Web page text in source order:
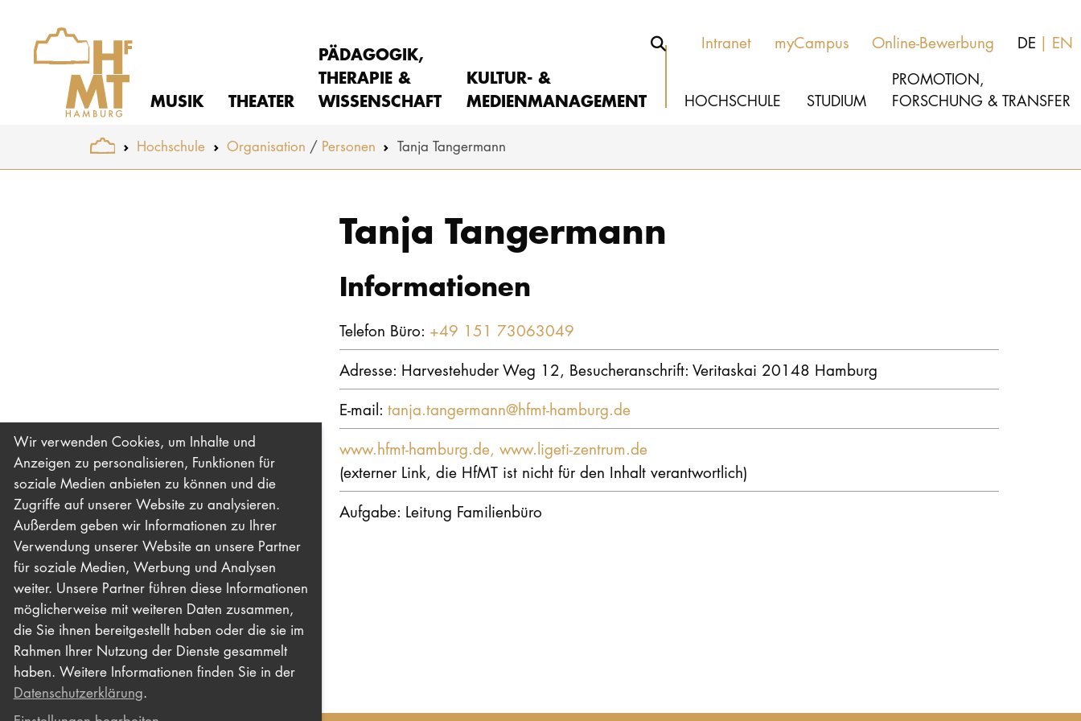
Intranet myCampus Online-Bewerbung DE EN
MUSIK THEATER
PÄDAGOGIK,
THERAPIE &
WISSENSCHAFT
KULTUR- &
MEDIENMANAGEMENT
HOCHSCHULE STUDIUM
PROMOTION,
FORSCHUNG & TRANSFER
You are here:Hochschule Organisation Personen Tanja Tangermann
Tanja Tangermann
Informationen
Telefon Büro: +49 151 73063049
Adresse: Harvestehuder Weg 12, Besucheranschrift: Veritaskai 20148 Hamburg
E-mail: tanja.tangermann@hfmt-hamburg.de
www.hfmt-hamburg.de, www.ligeti-zentrum.de
(externer Link, die HfMT ist nicht für den Inhalt verantwortlich)
Aufgabe: Leitung Familienbüro
Wir verwenden Cookies, um Inhalte und
Anzeigen zu personalisieren, Funktionen für
soziale Medien anbieten zu können und die
Zugriffe auf unserer Website zu analysieren.
Außerdem geben wir Informationen zu Ihrer
Verwendung unserer Website an unsere Partner
für soziale Medien, Werbung und Analysen
weiter. Unsere Partner führen diese Informationen
möglicherweise mit weiteren Daten zusammen,
die Sie ihnen bereitgestellt haben oder die sie im
Rahmen Ihrer Nutzung der Dienste gesammelt
haben. Weitere Informationen finden Sie in der
Datenschutzerklärung.
Netzwerk